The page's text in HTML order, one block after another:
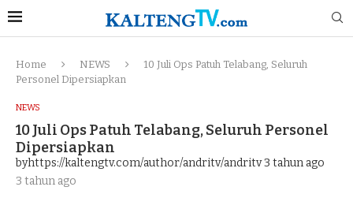
Home NEWS
10 Juli Ops Patuh Telabang, Seluruh
Personel Dipersiapkan
NEWS
10 Juli Ops Patuh Telabang, Seluruh Personel
Dipersiapkan
byhttps://kaltengtv.com/author/andritv/andritv3 tahun ago
3 tahun ago